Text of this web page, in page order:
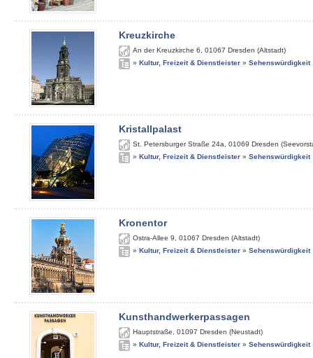
Kreuzkirche
An der Kreuzkirche 6 01067 Dresden (Altstadt)
» Kultur, Freizeit & Dienstleister » Sehenswürdigkeit
Kristallpalast
St. Petersburger Straße 24a 01069 Dresden
» Kultur, Freizeit & Dienstleister » Sehenswürdigkeit
Kronentor
Ostra-Allee 9 01067 Dresden (Altstadt)
» Kultur, Freizeit & Dienstleister » Sehenswürdigkeit
Kunsthandwerkerpassagen
Hauptstraße 01097 Dresden (Neustadt)
» Kultur, Freizeit & Dienstleister » Sehenswürdigkeit